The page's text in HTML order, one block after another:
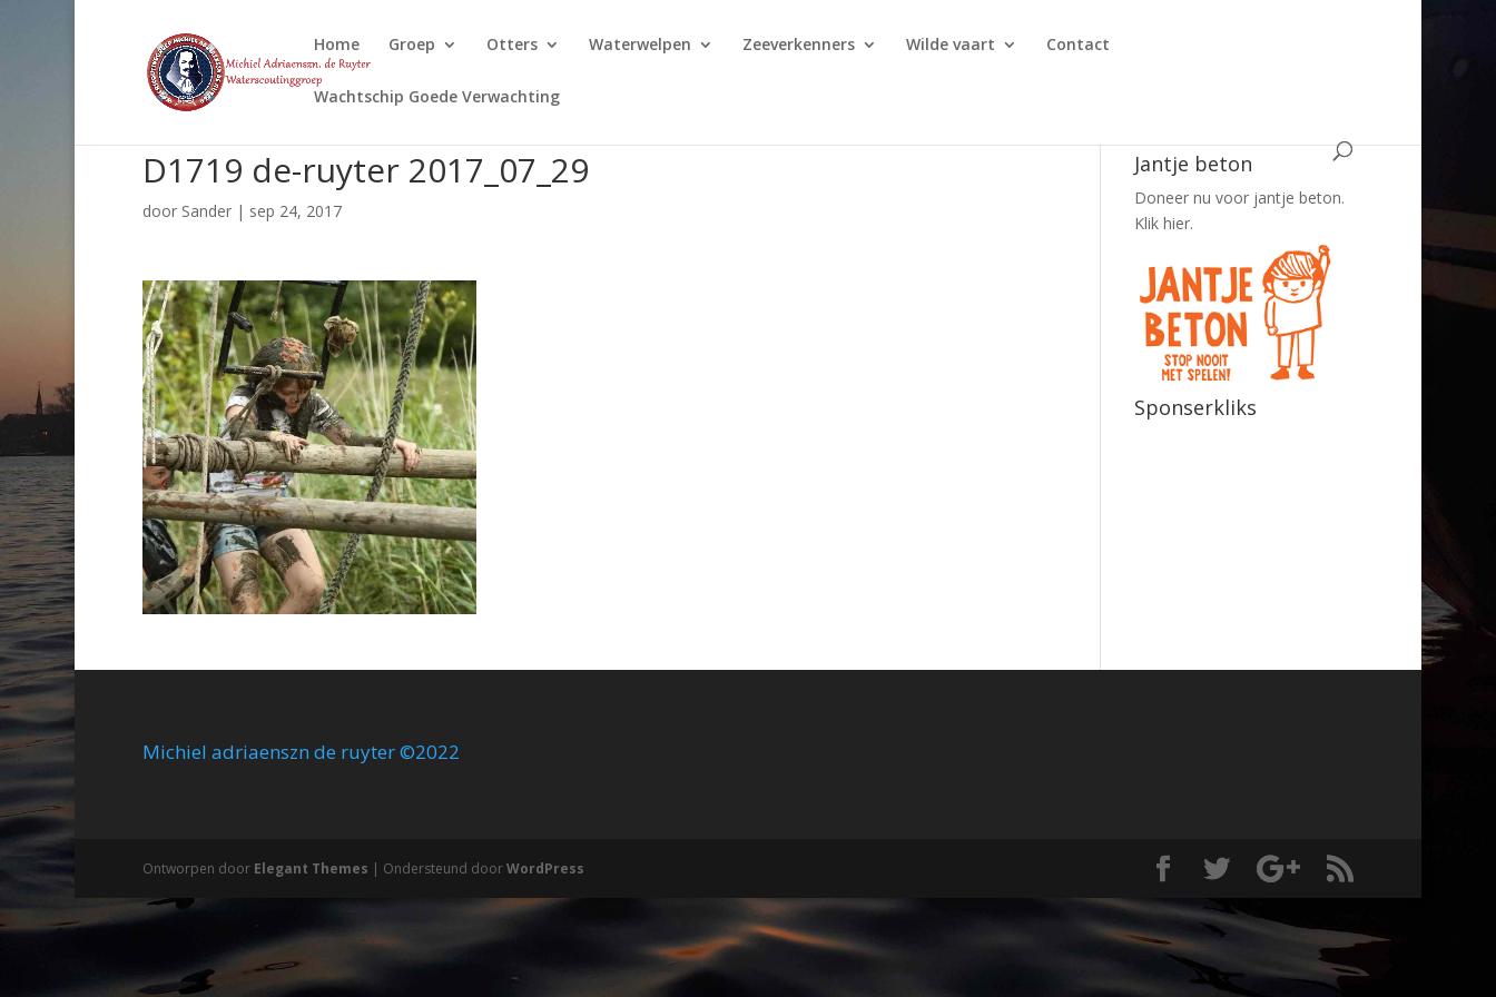
Home Groep Otters Waterwelpen Zeeverkenners Wilde vaart Contact
Wachtschip Goede Verwachting
D1719 de-ruyter 2017_07_29
door Sander| sep 24, 2017
Jantje beton
Doneer nu voor jantje beton.
Klik hier.
Sponserkliks
Michiel adriaenszn de ruyter ©2022
Ontworpen door Elegant Themes | Ondersteund doorWordPress